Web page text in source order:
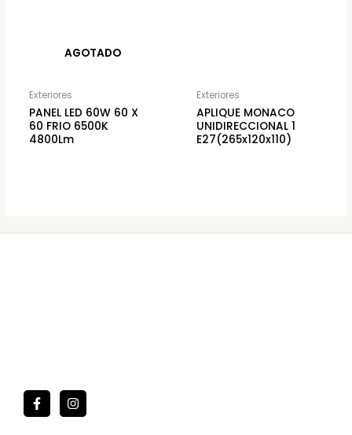
AGOTADO
Exteriores
PANEL LED 60W 60 X
60 FRIO 6500K
4800Lm
Exteriores
APLIQUE MONACO
UNIDIRECCIONAL 1
E27(265x120x110)